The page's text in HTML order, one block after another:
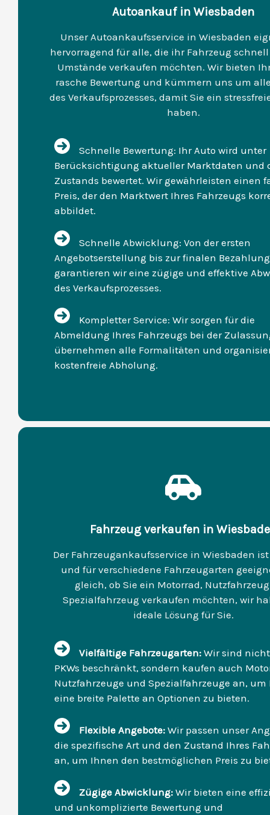
Autoankauf in Wiesbaden
Unser Autoankaufsservice in Wiesbaden
hervorragend für alle, die ihr Fahrzeug
Umstände verkaufen möchten. Wir bieten
rasche Bewertung und kümmern uns um
des Verkaufsprozesses, damit Sie ein
haben.
Schnelle Bewertung: Ihr Auto wird unter
Berücksichtigung aktueller Marktdaten und
Zustands bewertet. Wir gewährleisten einen
Preis, der den Marktwert Ihres Fahrzeugs
abbildet.
Schnelle Abwicklung: Von der ersten
Angebotserstellung bis zur finalen Bezahlung
garantieren wir eine zügige und effektive
des Verkaufsprozesses.
Kompletter Service: Wir sorgen für die
Abmeldung Ihres Fahrzeugs bei der
übernehmen alle Formalitäten und
kostenfreie Abholung.
Fahrzeug verkaufen in
Der Fahrzeugankaufsservice in Wiesbaden
und für verschiedene Fahrzeugarten
gleich, ob Sie ein Motorrad,
Spezialfahrzeug verkaufen möchten, wir
ideale Lösung für Sie.
Vielfältige Fahrzeugarten: Wir sind
PKWs beschränkt, sondern kaufen auch
Nutzfahrzeuge und Spezialfahrzeuge an, um
eine breite Palette an Optionen zu bieten.
Flexible Angebote: Wir passen unser
die spezifische Art und den Zustand Ihres
an, um Ihnen den bestmöglichen Preis zu
Zügige Abwicklung: Wir bieten eine
und unkomplizierte Bewertung und